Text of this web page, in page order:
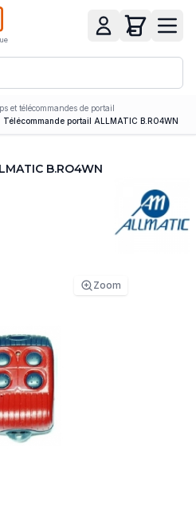
et télécommandes de portail
Télécommande portail ALLMATIC B.RO4WN
B.RO4WN
Zoom